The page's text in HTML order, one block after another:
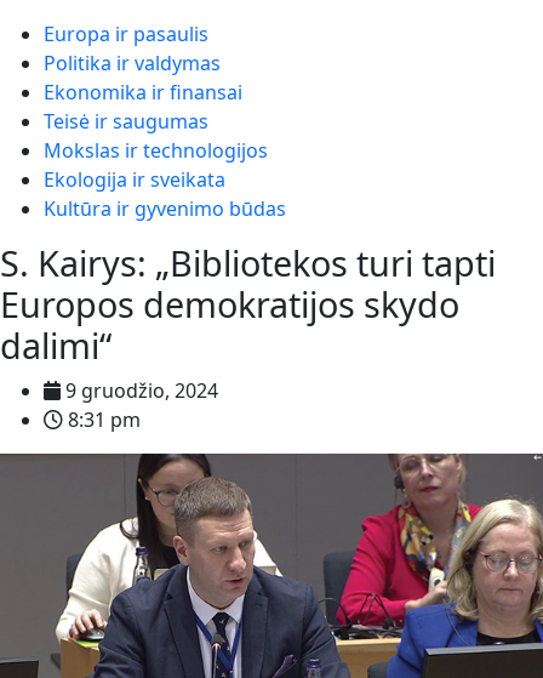
Europa ir pasaulis
Politika ir valdymas
Ekonomika ir finansai
Teisė ir saugumas
Mokslas ir technologijos
Ekologija ir sveikata
Kultūra ir gyvenimo būdas
S. Kairys: „Bibliotekos turi tapti
Europos demokratijos skydo
dalimi“
9 gruodžio, 2024
8:31 pm